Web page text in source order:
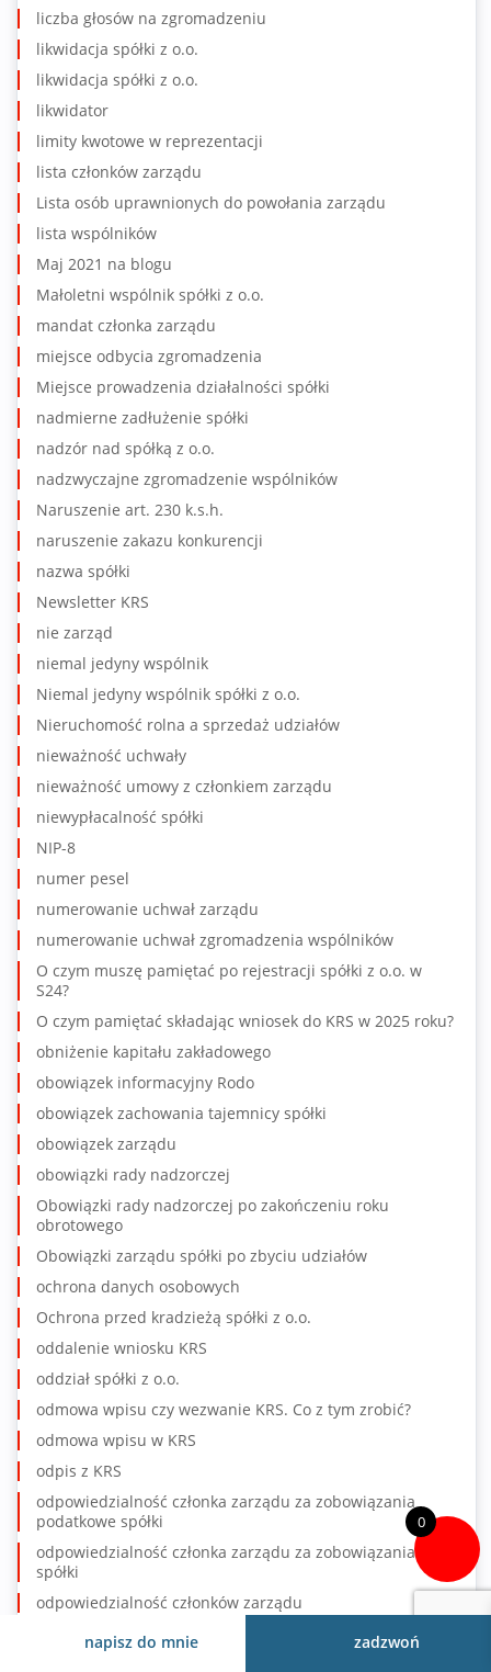
liczba głosów na zgromadzeniu
likwidacja spółki z o.o.
likwidacja spółki z o.o.
likwidator
limity kwotowe w reprezentacji
lista członków zarządu
Lista osób uprawnionych do powołania zarządu
lista wspólników
Maj 2021 na blogu
Małoletni wspólnik spółki z o.o.
mandat członka zarządu
miejsce odbycia zgromadzenia
Miejsce prowadzenia działalności spółki
nadmierne zadłużenie spółki
nadzór nad spółką z o.o.
nadzwyczajne zgromadzenie wspólników
Naruszenie art. 230 k.s.h.
naruszenie zakazu konkurencji
nazwa spółki
Newsletter KRS
nie zarząd
niemal jedyny wspólnik
Niemal jedyny wspólnik spółki z o.o.
Nieruchomość rolna a sprzedaż udziałów
nieważność uchwały
nieważność umowy z członkiem zarządu
niewypłacalność spółki
NIP-8
numer pesel
numerowanie uchwał zarządu
numerowanie uchwał zgromadzenia wspólników
O czym muszę pamiętać po rejestracji spółki z o.o. w
S24?
O czym pamiętać składając wniosek do KRS w 2025 roku?
obniżenie kapitału zakładowego
obowiązek informacyjny Rodo
obowiązek zachowania tajemnicy spółki
obowiązek zarządu
obowiązki rady nadzorczej
Obowiązki rady nadzorczej po zakończeniu roku
obrotowego
Obowiązki zarządu spółki po zbyciu udziałów
ochrona danych osobowych
Ochrona przed kradzieżą spółki z o.o.
oddalenie wniosku KRS
oddział spółki z o.o.
odmowa wpisu czy wezwanie KRS. Co z tym zrobić?
odmowa wpisu w KRS
odpis z KRS
odpowiedzialność członka zarządu za zobowiązania
podatkowe spółki
odpowiedzialność członka zarządu za zobowiązania
spółki
odpowiedzialność członków zarządu
odpowiedzialność karna członków zarządu
napisz do mnie zadzwoń
0